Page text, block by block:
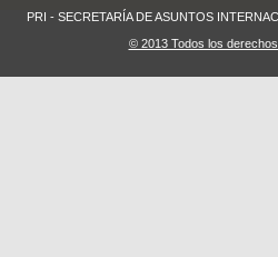
PRI - SECRETARÍA DE ASUNTOS
© 2013 Todos los